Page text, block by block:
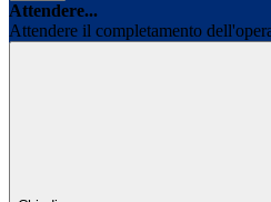
Attendere...
Attendere il completamento